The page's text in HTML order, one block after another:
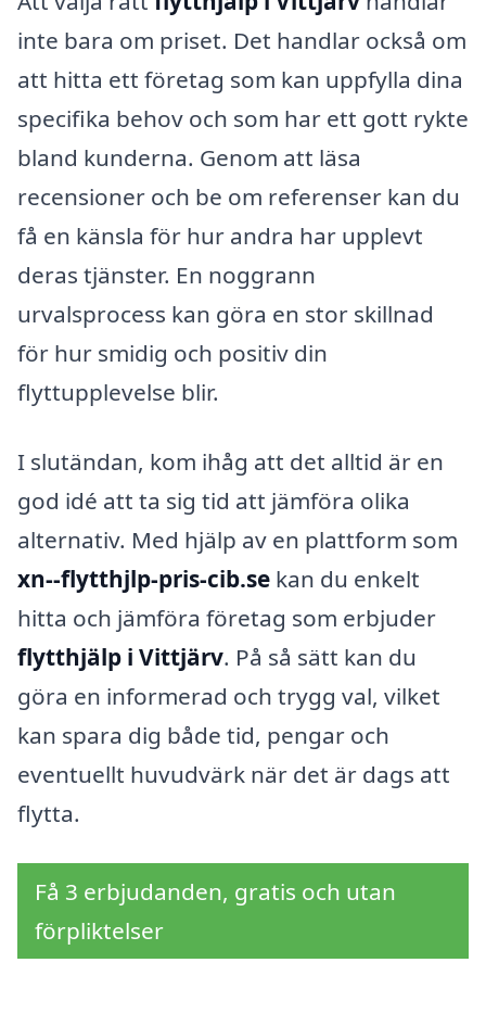
inte bara om priset. Det handlar också om
att hitta ett företag som kan uppfylla dina
specifika behov och som har ett gott rykte
bland kunderna. Genom att läsa
recensioner och be om referenser kan du
få en känsla för hur andra har upplevt
deras tjänster. En noggrann
urvalsprocess kan göra en stor skillnad
för hur smidig och positiv din
flyttupplevelse blir.
I slutändan, kom ihåg att det alltid är en
god idé att ta sig tid att jämföra olika
alternativ. Med hjälp av en plattform som
xn--flytthjlp-pris-cib.se kan du enkelt
hitta och jämföra företag som erbjuder
flytthjälp i Vittjärv. På så sätt kan du
göra en informerad och trygg val, vilket
kan spara dig både tid, pengar och
eventuellt huvudvärk när det är dags att
flytta.
Få 3 erbjudanden, gratis och utan
förpliktelser